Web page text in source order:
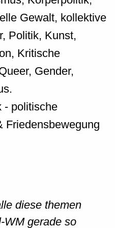
Gewalt, kollektive
Politik, Kunst,
Kritische
Gender,
- politische
Friedensbewegung
diese themen
WM gerade so